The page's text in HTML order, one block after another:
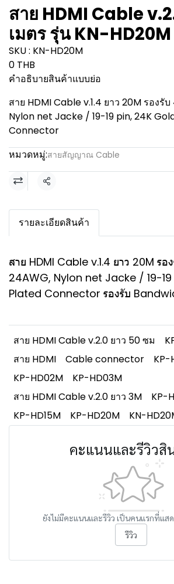
สาย HDMI Cable
เมตร รุ่น KN-
SKU : KN-HD20M
0 THB
คำอธิบายสินค้าแบบย่อ
สาย HDMI Cable v.1.4 ยาว 20M รองรั
Nylon net Jacke / 19-19 pin, 24K
Connector
หมวดหมู่:สายสัญญาณ Cable
แชร์
รายละเอียดสินค้า
สาย HDMI Cable v.1.4 ยาว 20M รอ
24AWG, Nylon net Jacke / 19-
Plated Connector รองรับ
สาย HDMI Cable v.2.0 ยาว 50 ซม
สาย HDMI
Cable connector
KP-
KP-HD02M
KP-HD03M
สาย HDMI Cable v.2.0 ยาว 3M
KP-
KP-HD15M
KP-HD20M KN-
คะแนนและรีวิวสิ
ยังไม่มีคะแนนและรีวิว เป็นคนแรกที่แส
รีวิว